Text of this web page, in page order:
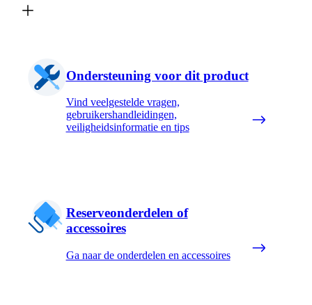
Ondersteuning voor dit product
Vind veelgestelde vragen,
gebruikershandleidingen,
veiligheidsinformatie en tips
Reserveonderdelen of
accessoires
Ga naar de onderdelen en accessoires